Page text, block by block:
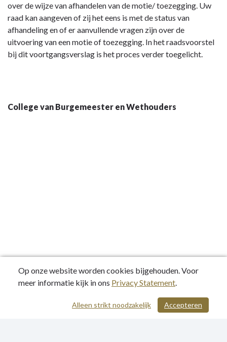
over de wijze van afhandelen van de motie/ toezegging. Uw
raad kan aangeven of zij het eens is met de status van
afhandeling en of er aanvullende vragen zijn over de
uitvoering van een motie of toezegging. In het raadsvoorstel
bij dit voortgangsverslag is het proces verder toegelicht.
College van Burgemeester en Wethouders
/ 114
Op onze website worden cookies bijgehouden. Voor
meer informatie kijk in ons Privacy Statement.
Accepteren
Alleen strikt noodzakelijk